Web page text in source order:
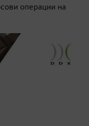
операции на